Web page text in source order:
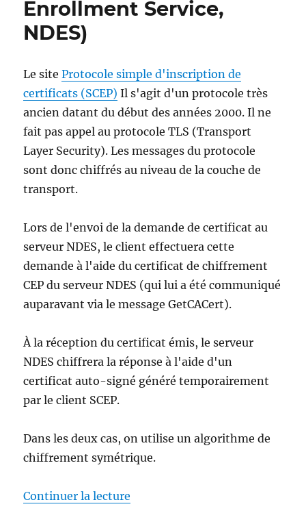
Enrollment Service,
NDES)
Le siteProtocole simple d'inscription de
certificats (SCEP) Il s'agit d'un protocole très
ancien datant du début des années 2000. Il ne
fait pas appel au protocole TLS (Transport
Layer Security). Les messages du protocole
sont donc chiffrés au niveau de la couche de
transport.
Lors de l'envoi de la demande de certificat au
serveur NDES, le client effectuera cette
demande à l'aide du certificat de chiffrement
CEP du serveur NDES (qui lui a été communiqué
auparavant via le message GetCACert).
À la réception du certificat émis, le serveur
NDES chiffrera la réponse à l'aide d'un
certificat auto-signé généré temporairement
par le client SCEP.
Dans les deux cas, on utilise un algorithme de
chiffrement symétrique.
Continuer la lecture